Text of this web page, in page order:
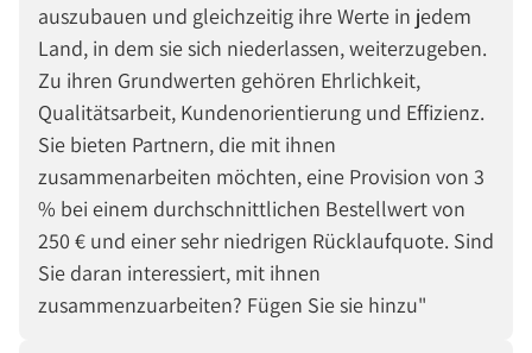
auszubauen und gleichzeitig ihre Werte in jedem
Land, in dem sie sich niederlassen, weiterzugeben.
Zu ihren Grundwerten gehören Ehrlichkeit,
Qualitätsarbeit, Kundenorientierung und Effizienz.
Sie bieten Partnern, die mit ihnen
zusammenarbeiten möchten, eine Provision von 3
% bei einem durchschnittlichen Bestellwert von
250 € und einer sehr niedrigen Rücklaufquote. Sind
Sie daran interessiert, mit ihnen
zusammenzuarbeiten? Fügen Sie sie hinzu"